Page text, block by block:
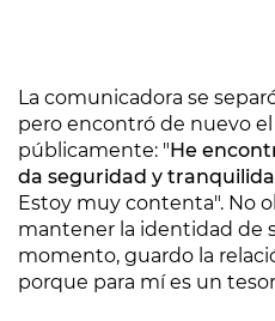
La comunicadora se
pero encontró de nuevo
públicamente: "He
da seguridad y
Estoy muy contenta". No
mantener la identidad de
momento, guardo la
porque para mí es un